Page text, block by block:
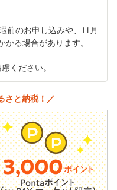
前のお申し込みや、11月
かる場合があります。
ください。
さと納税！／